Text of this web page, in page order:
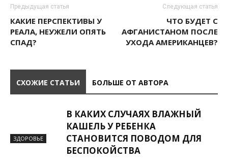
Предыдущая статья
КАКИЕ ПЕРСПЕКТИВЫ У
РЕАЛА, НЕУЖЕЛИ ОПЯТЬ
СПАД?
Следующая статья
ЧТО БУДЕТ С
АФГАНИСТАНОМ ПОСЛЕ
УХОДА АМЕРИКАНЦЕВ?
СХОЖИЕ СТАТЬИ БОЛЬШЕ ОТ АВТОРА
ЗДОРОВЬЕ
В КАКИХ СЛУЧАЯХ ВЛАЖНЫЙ
КАШЕЛЬ У РЕБЕНКА
СТАНОВИТСЯ ПОВОДОМ ДЛЯ
БЕСПОКОЙСТВА